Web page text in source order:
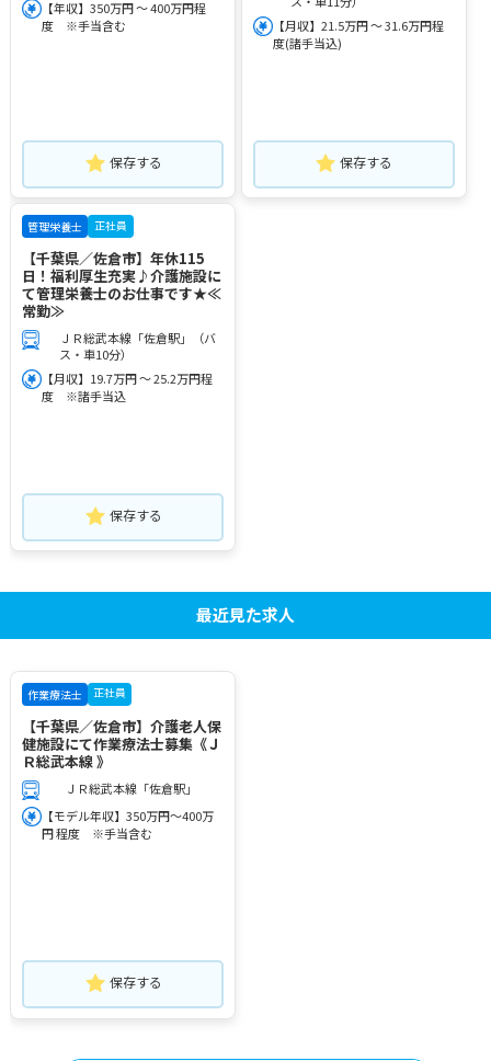
【年収】350万円 ～ 400万円程
度 ※手当含む
保存する
【月収】21.5万円 ～ 31.6万円程
度(諸手当込)
保存する
管理栄養士 正社員
【千葉県／佐倉市】年休115
日！福利厚生充実♪介護施設に
て管理栄養士のお仕事です★≪
常勤≫
ＪＲ総武本線「佐倉駅」（バ
ス・車10分）
【月収】19.7万円 ～ 25.2万円程
度 ※諸手当込
保存する
最近見た求人
作業療法士 正社員
【千葉県／佐倉市】介護老人保
健施設にて作業療法士募集《Ｊ
Ｒ総武本線 》
ＪＲ総武本線「佐倉駅」
【モデル年収】350万円～400万
円 程度 ※手当含む
保存する